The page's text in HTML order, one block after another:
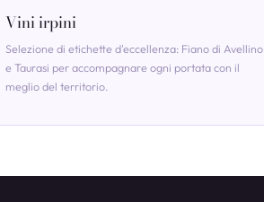
Vini irpini
Selezione di etichette d'eccellenza: Fiano di Avellino
e Taurasi per accompagnare ogni portata con il
meglio del territorio.